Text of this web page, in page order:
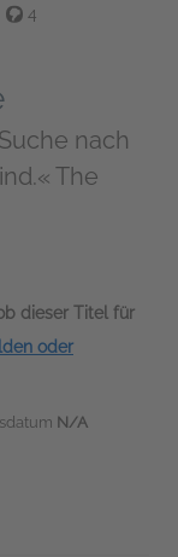
4
nach
The
dieser Titel für
oder
N/A